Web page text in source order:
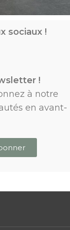
sociaux !
!
à notre
en avant-